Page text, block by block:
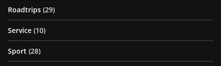
Roadtrips (29)
Service (10)
Sport (28)